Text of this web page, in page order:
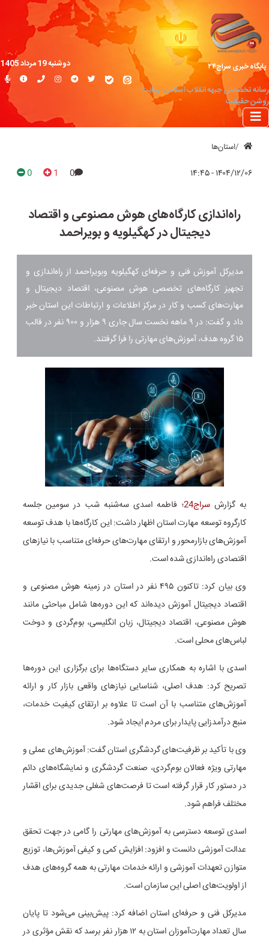
پایگاه خبری سراج۲۴
رسانه تخصصی جبهه انقلاب اسلامی؛ روایت
روشن حقیقت
دوشنبه 19 مرداد 1405
استان‌ها
۱۴۰۴/۱۲/۰۶ - ۱۴:۴۵ 0
1
0
راه‌اندازی کارگاه‌های هوش مصنوعی و اقتصاد
دیجیتال در کهگیلویه و بویراحمد
مدیرکل آموزش فنی و حرفه‌ای کهگیلویه وبویراحمد از راه‌اندازی و
تجهیز کارگاه‌های تخصصی هوش مصنوعی، اقتصاد دیجیتال و
مهارت‌های کسب و کار در مرکز اطلاعات و ارتباطات این استان خبر
داد و گفت: در ۹ ماهه نخست سال جاری ۹ هزار و ۹۰۰ نفر در قالب
۱۵ گروه هدف، آموزش‌های مهارتی را فرا گرفتند.
به گزارشسراج24
؛ فاطمه اسدی سه‌شنبه شب در سومین جلسه
کارگروه توسعه مهارت استان اظهار داشت: این کارگاه‌ها با هدف توسعه
آموزش‌های بازارمحور و ارتقای مهارت‌های حرفه‌ای متناسب با نیاز‌های
اقتصادی راه‌اندازی شده است.
وی بیان کرد: تاکنون ۴۹۵ نفر در استان در زمینه هوش مصنوعی و
اقتصاد دیجیتال آموزش دیده‌اند که این دوره‌ها شامل مباحثی مانند
هوش مصنوعی، اقتصاد دیجیتال، زبان انگلیسی، بوم‌گردی و دوخت
لباس‌های محلی است.
اسدی با اشاره به همکاری سایر دستگاه‌ها برای برگزاری این دوره‌ها
تصریح کرد: هدف اصلی، شناسایی نیاز‌های واقعی بازار کار و ارائه
آموزش‌های متناسب با آن است تا علاوه بر ارتقای کیفیت خدمات،
منبع درآمدزایی پایدار برای مردم ایجاد شود.
وی با تأکید بر ظرفیت‌های گردشگری استان گفت: آموزش‌های عملی و
مهارتی ویژه فعالان بوم‌گردی، صنعت گردشگری و نمایشگاه‌های دائم
در دستور کار قرار گرفته است تا فرصت‌های شغلی جدیدی برای اقشار
مختلف فراهم شود.
اسدی توسعه دسترسی به آموزش‌های مهارتی را گامی در جهت تحقق
عدالت آموزشی دانست و افزود: افزایش کمی و کیفی آموزش‌ها، توزیع
متوازن تعهدات آموزشی و ارائه خدمات مهارتی به همه گروه‌های هدف
از اولویت‌های اصلی این سازمان است.
مدیرکل فنی و حرفه‌ای استان اضافه کرد: پیش‌بینی می‌شود تا پایان
سال تعداد مهارت‌آموزان استان به ۱۲ هزار نفر برسد که نقش مؤثری در